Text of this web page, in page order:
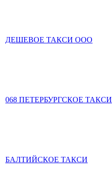
ДЕШЕВОЕ ТАКСИ ООО
068 ПЕТЕРБУРГСКОЕ ТАКСИ
БАЛТИЙСКОЕ ТАКСИ